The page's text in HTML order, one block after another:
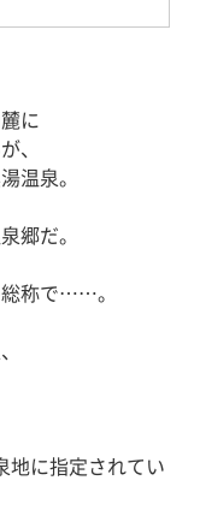
に
、
温泉。
郷だ。
称で……。
地に指定されてい